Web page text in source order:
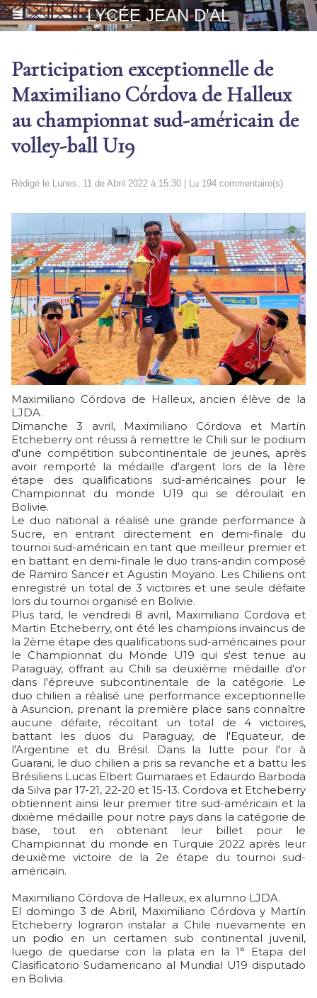
LYCÉE JEAN D'AL
Participation exceptionnelle de
Maximiliano Córdova de Halleux
au championnat sud-américain de
volley-ball U19
Rédigé le Lunes, 11 de Abril 2022 à 15:30 | Lu 194 commentaire(s)
Maximiliano Córdova de Halleux, ancien élève de la
LJDA.
Dimanche 3 avril, Maximiliano Córdova et Martín
Etcheberry ont réussi à remettre le Chili sur le podium
d'une compétition subcontinentale de jeunes, après
avoir remporté la médaille d'argent lors de la 1ère
étape des qualifications sud-américaines pour le
Championnat du monde U19 qui se déroulait en
Bolivie.
Le duo national a réalisé une grande performance à
Sucre, en entrant directement en demi-finale du
tournoi sud-américain en tant que meilleur premier et
en battant en demi-finale le duo trans-andin composé
de Ramiro Sancer et Agustin Moyano. Les Chiliens ont
enregistré un total de 3 victoires et une seule défaite
lors du tournoi organisé en Bolivie.
Plus tard, le vendredi 8 avril, Maximiliano Cordova et
Martin Etcheberry, ont été les champions invaincus de
la 2ème étape des qualifications sud-américaines pour
le Championnat du Monde U19 qui s'est tenue au
Paraguay, offrant au Chili sa deuxième médaille d'or
dans l'épreuve subcontinentale de la catégorie. Le
duo chilien a réalisé une performance exceptionnelle
à Asuncion, prenant la première place sans connaître
aucune défaite, récoltant un total de 4 victoires,
battant les duos du Paraguay, de l'Equateur, de
l'Argentine et du Brésil. Dans la lutte pour l'or à
Guarani, le duo chilien a pris sa revanche et a battu les
Brésiliens Lucas Elbert Guimaraes et Edaurdo Barboda
da Silva par 17-21, 22-20 et 15-13. Cordova et Etcheberry
obtiennent ainsi leur premier titre sud-américain et la
dixième médaille pour notre pays dans la catégorie de
base, tout en obtenant leur billet pour le
Championnat du monde en Turquie 2022 après leur
deuxième victoire de la 2e étape du tournoi sud-
américain.
Maximiliano Córdova de Halleux, ex alumno LJDA.
El domingo 3 de Abril, Maximiliano Córdova y Martín
Etcheberry lograron instalar a Chile nuevamente en
un podio en un certamen sub continental juvenil,
luego de quedarse con la plata en la 1° Etapa del
Clasificatorio Sudamericano al Mundial U19 disputado
en Bolivia.